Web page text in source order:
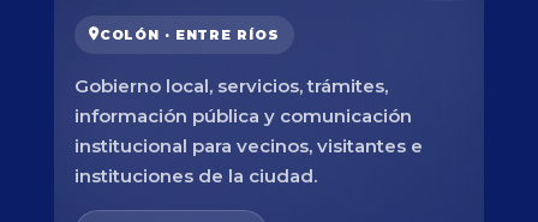
COLÓN · ENTRE RÍOS
Gobierno local, servicios, trámites,
información pública y comunicación
institucional para vecinos, visitantes e
instituciones de la ciudad.